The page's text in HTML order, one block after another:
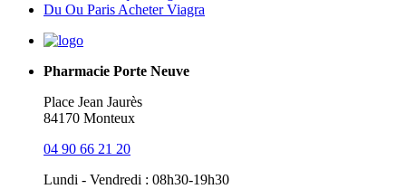
Du Ou Paris Acheter Viagra
Pharmacie Porte Neuve
Place Jean Jaurès
84170 Monteux
04 90 66 21 20
Lundi - Vendredi : 08h30-19h30